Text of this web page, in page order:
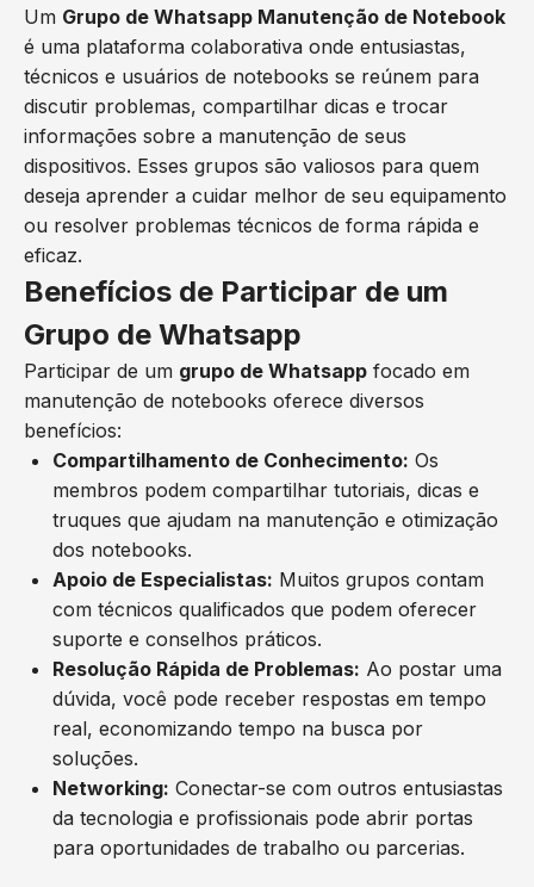
Um Grupo de Whatsapp Manutenção de Notebook
é uma plataforma colaborativa onde entusiastas,
técnicos e usuários de notebooks se reúnem para
discutir problemas, compartilhar dicas e trocar
informações sobre a manutenção de seus
dispositivos. Esses grupos são valiosos para quem
deseja aprender a cuidar melhor de seu equipamento
ou resolver problemas técnicos de forma rápida e
eficaz.
Benefícios de Participar de um
Grupo de Whatsapp
Participar de um grupo de Whatsapp focado em
manutenção de notebooks oferece diversos
benefícios:
Compartilhamento de Conhecimento: Os
membros podem compartilhar tutoriais, dicas e
truques que ajudam na manutenção e otimização
dos notebooks.
Apoio de Especialistas: Muitos grupos contam
com técnicos qualificados que podem oferecer
suporte e conselhos práticos.
Resolução Rápida de Problemas: Ao postar uma
dúvida, você pode receber respostas em tempo
real, economizando tempo na busca por
soluções.
Networking: Conectar-se com outros entusiastas
da tecnologia e profissionais pode abrir portas
para oportunidades de trabalho ou parcerias.